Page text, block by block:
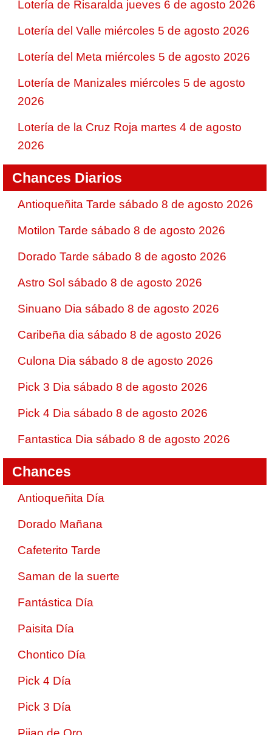
Lotería de Risaralda jueves 6 de agosto 2026
Lotería del Valle miércoles 5 de agosto 2026
Lotería del Meta miércoles 5 de agosto 2026
Lotería de Manizales miércoles 5 de agosto
2026
Lotería de la Cruz Roja martes 4 de agosto
2026
Chances Diarios
Antioqueñita Tarde sábado 8 de agosto 2026
Motilon Tarde sábado 8 de agosto 2026
Dorado Tarde sábado 8 de agosto 2026
Astro Sol sábado 8 de agosto 2026
Sinuano Dia sábado 8 de agosto 2026
Caribeña dia sábado 8 de agosto 2026
Culona Dia sábado 8 de agosto 2026
Pick 3 Dia sábado 8 de agosto 2026
Pick 4 Dia sábado 8 de agosto 2026
Fantastica Dia sábado 8 de agosto 2026
Chances
Antioqueñita Día
Dorado Mañana
Cafeterito Tarde
Saman de la suerte
Fantástica Día
Paisita Día
Chontico Día
Pick 4 Día
Pick 3 Día